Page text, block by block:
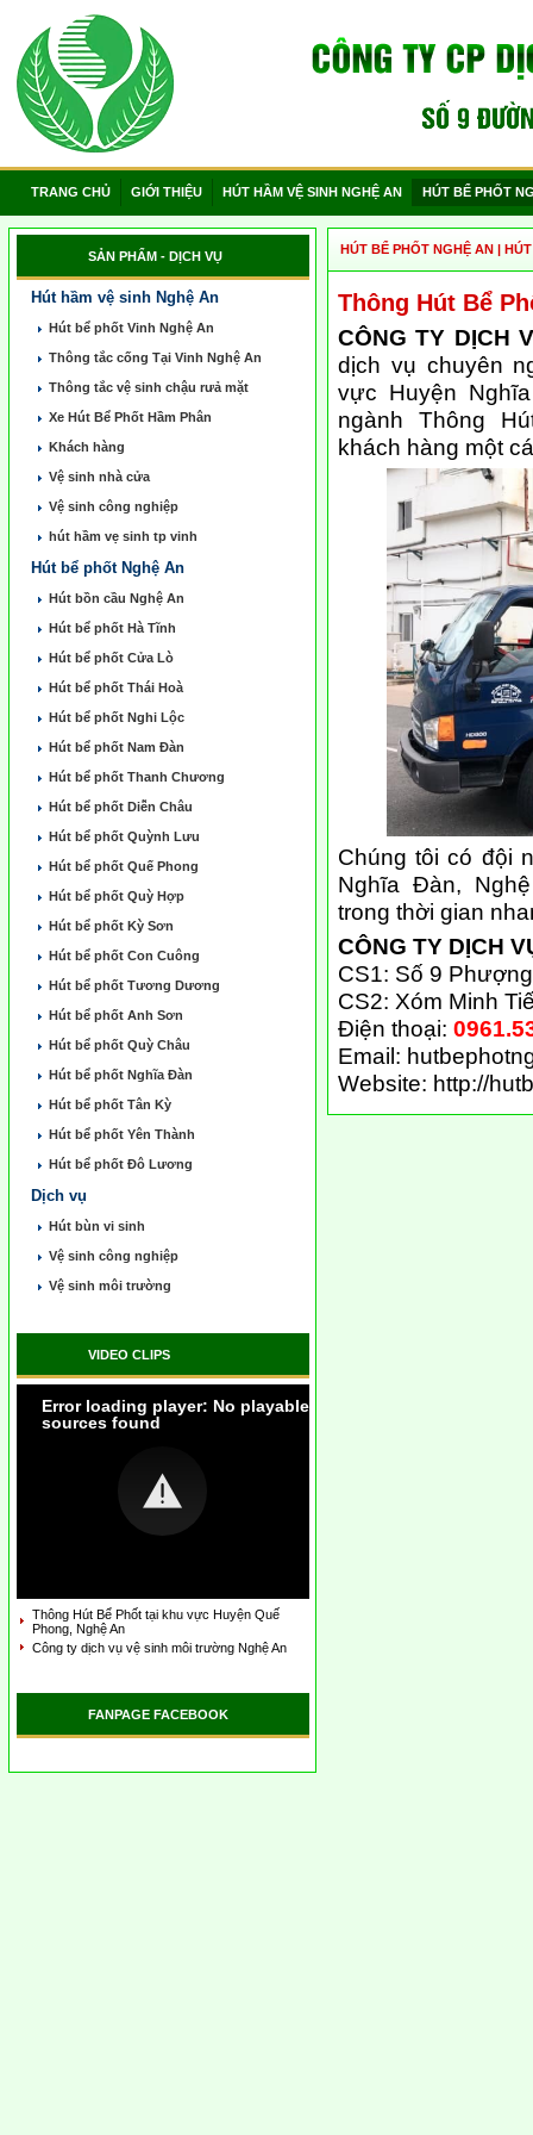
TRANG CHỦ GIỚI THIỆU HÚT HẦM VỆ SINH NGHỆ AN HÚT BỂ PHỐT
SẢN PHẨM - DỊCH VỤ
Hút hầm vệ sinh Nghệ An
Hút bể phốt Vinh Nghệ An
Thông tắc cống Tại Vinh Nghệ An
Thông tắc vệ sinh chậu rưả mặt
Xe Hút Bể Phốt Hầm Phân
Khách hàng
Vệ sinh nhà cửa
Vệ sinh công nghiệp
hút hầm vẹ sinh tp vinh
Hút bể phốt Nghệ An
Hút bồn cầu Nghệ An
Hút bể phốt Hà Tĩnh
Hút bể phốt Cửa Lò
Hút bể phốt Thái Hoà
Hút bể phốt Nghi Lộc
Hút bể phốt Nam Đàn
Hút bể phốt Thanh Chương
Hút bể phốt Diễn Châu
Hút bể phốt Quỳnh Lưu
Hút bể phốt Quế Phong
Hút bể phốt Quỳ Hợp
Hút bể phốt Kỳ Sơn
Hút bể phốt Con Cuông
Hút bể phốt Tương Dương
Hút bể phốt Anh Sơn
Hút bể phốt Quỳ Châu
Hút bể phốt Nghĩa Đàn
Hút bể phốt Tân Kỳ
Hút bể phốt Yên Thành
Hút bể phốt Đô Lương
Dịch vụ
Hút bùn vi sinh
Vệ sinh công nghiệp
Vệ sinh môi trường
VIDEO CLIPS
Error loading player: No playable
sources found
Thông Hút Bể Phốt tại khu vực Huyện Quế
Phong, Nghệ An
Công ty dịch vụ vệ sinh môi trường Nghệ An
FANPAGE FACEBOOK
HÚT BỂ PHỐT NGHỆ AN|
Thông Hút Bể
CÔNG TY DỊCH
dịch vụ chuyên
vực Huyện
ngành Thông
khách hàng một
Chúng tôi có đội
Nghĩa Đàn,
trong thời gian
CÔNG TY DỊCH
CS1: Số 9
CS2: Xóm Minh
Điện thoại:
Email:
Website: http://